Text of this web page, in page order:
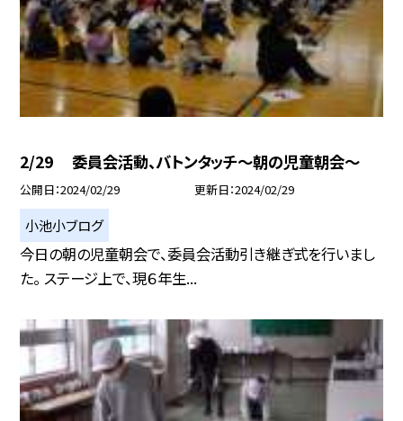
2/29 委員会活動、バトンタッチ〜朝の児童朝会〜
公開日 2024/02/29 更新日 2024/02/29
小池小ブログ
今日の朝の児童朝会で、委員会活動引き継ぎ式を行いまし
た。 ステージ上で、現６年生...